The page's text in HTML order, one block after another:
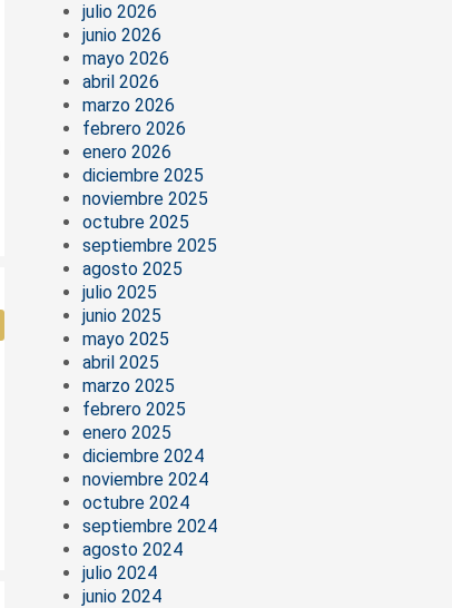
julio 2026
junio 2026
mayo 2026
abril 2026
marzo 2026
febrero 2026
enero 2026
diciembre 2025
noviembre 2025
octubre 2025
septiembre 2025
agosto 2025
julio 2025
junio 2025
mayo 2025
abril 2025
marzo 2025
febrero 2025
enero 2025
diciembre 2024
noviembre 2024
octubre 2024
septiembre 2024
agosto 2024
julio 2024
junio 2024